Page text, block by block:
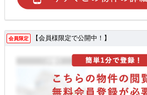
会員限定 【会員様限定で公開中！】